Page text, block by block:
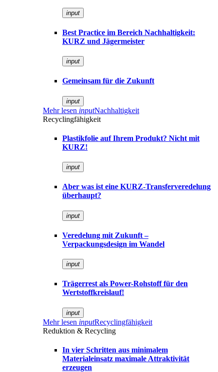
input
Best Practice im Bereich Nachhaltigkeit:
KURZ und Jägermeister
input
Gemeinsam für die Zukunft
input
Mehr lesen inputNachhaltigkeit
Recyclingfähigkeit
Plastikfolie auf Ihrem Produkt? Nicht mit
KURZ!
input
Aber was ist eine KURZ-Transferveredelung
überhaupt?
input
Veredelung mit Zukunft –
Verpackungsdesign im Wandel
input
Trägerrest als Power-Rohstoff für den
Wertstoffkreislauf!
input
Mehr lesen inputRecyclingfähigkeit
Reduktion & Recycling
In vier Schritten aus minimalem
Materialeinsatz maximale Attraktivität
erzeugen